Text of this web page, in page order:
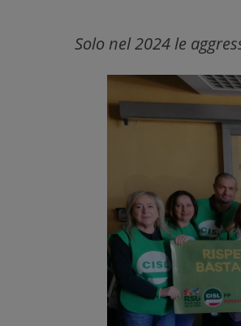
Solo nel 2024 le